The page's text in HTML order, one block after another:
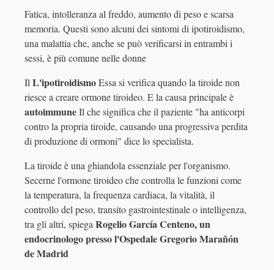
Fatica, intolleranza al freddo, aumento di peso e scarsa
memoria. Questi sono alcuni dei sintomi di ipotiroidismo,
una malattia che, anche se può verificarsi in entrambi i
sessi, è più comune nelle donne
IlL'ipotiroidismoEssa si verifica quando la tiroide non
riesce a creare ormone tiroideo. E la causa principale è
autoimmuneIl che significa che il paziente "ha anticorpi
contro la propria tiroide, causando una progressiva perdita
di produzione di ormoni" dice lo specialista.
La tiroide è una ghiandola essenziale per l'organismo.
Secerne l'ormone tiroideo che controlla le funzioni come
la temperatura, la frequenza cardiaca, la vitalità, il
controllo del peso, transito gastrointestinale o intelligenza,
tra gli altri, spiegaRogelio García Centeno, un
endocrinologo presso l'Ospedale Gregorio Marañón
de Madrid